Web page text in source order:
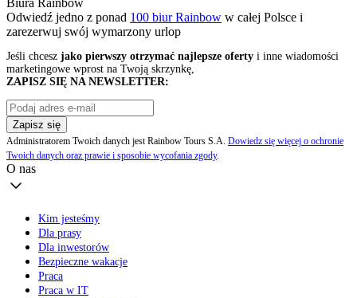
Biura Rainbow
Odwiedź jedno z ponad 100 biur Rainbow w całej Polsce i
zarezerwuj swój wymarzony urlop
Jeśli chcesz jako pierwszy otrzymać najlepsze oferty i inne wiadomości
marketingowe wprost na Twoją skrzynkę,
ZAPISZ SIĘ NA NEWSLETTER:
Zapisz się
Administratorem Twoich danych jest Rainbow Tours S.A. Dowiedz się więcej o ochronie
Twoich danych oraz prawie i sposobie wycofania zgody.
O nas
Kim jesteśmy
Dla prasy
Dla inwestorów
Bezpieczne wakacje
Praca
Praca w IT